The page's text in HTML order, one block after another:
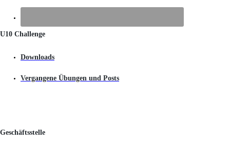
U10 Challenge
Downloads
Vergangene Übungen und Posts
Geschäftsstelle